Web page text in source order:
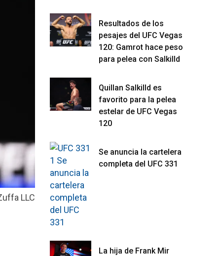
LLC
Resultados de los
pesajes del UFC Vegas
120: Gamrot hace peso
para pelea con Salkilld
Quillan Salkilld es
favorito para la pelea
estelar de UFC Vegas
120
Se anuncia la cartelera
completa del UFC 331
La hija de Frank Mir